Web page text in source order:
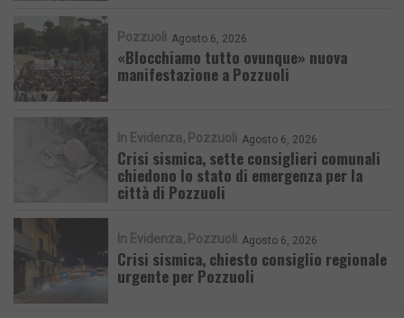
Pozzuoli Agosto 6, 2026
«Blocchiamo tutto ovunque» nuova
manifestazione a Pozzuoli
In Evidenza Pozzuoli Agosto 6, 2026
Crisi sismica, sette consiglieri comunali
chiedono lo stato di emergenza per la
città di Pozzuoli
In Evidenza Pozzuoli Agosto 6, 2026
Crisi sismica, chiesto consiglio regionale
urgente per Pozzuoli